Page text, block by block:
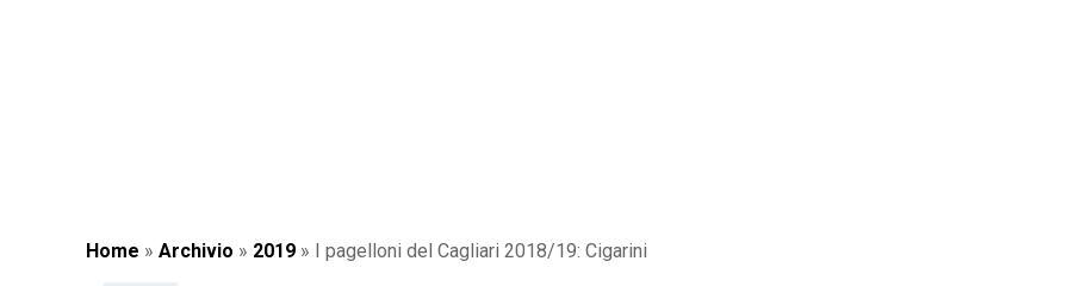
Home » Archivio » 2019 » I pagelloni del Cagliari 2018/19: Cigarini